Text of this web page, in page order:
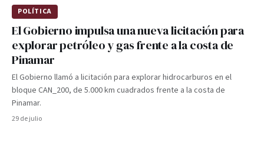
POLÍTICA
El Gobierno impulsa una nueva licitación para
explorar petróleo y gas frente a la costa de
Pinamar
El Gobierno llamó a licitación para explorar hidrocarburos en el
bloque CAN_200, de 5.000 km cuadrados frente a la costa de
Pinamar.
29 de julio